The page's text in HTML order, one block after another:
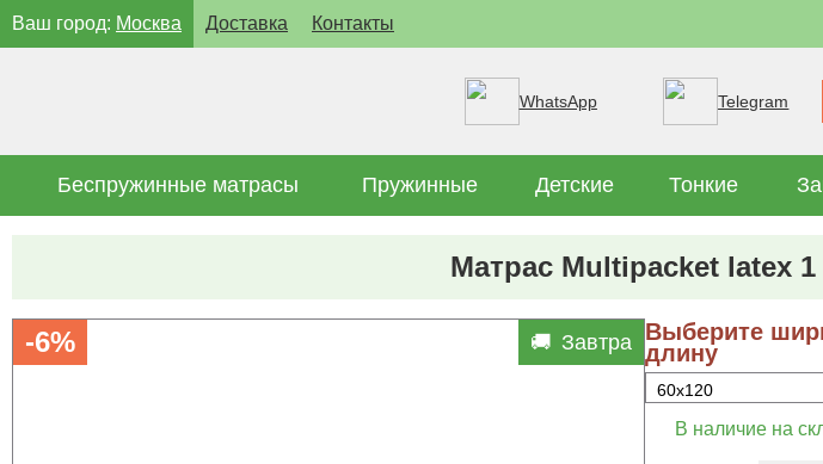
Ваш город: Москва Доставка Контакты
WhatsApp Telegram
Беспружинные матрасы Пружинные Детские Тонкие
Матрас Multipacket latex 1
-6% Завтра
Выберите
длину
В наличие на